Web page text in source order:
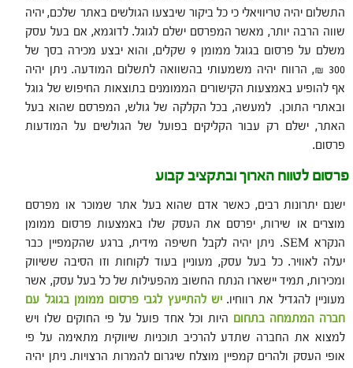
התשלום יהיה טריוויאלי כי כל ביקור שיבצעו הגולשים באתר שלכם, יהיה
שווה הרבה יותר, מאשר המפרסם ישלם לגוגל. לדוגמא, אם בעל עסק
משלם על פרסום בגוגל ממומן 9 שקלים, והוא יבצע מכירה בסך של
300 ₪, הרווח יהיה משמעותי בהשוואה לתשלום המודעה. ניתן יהיה
אף להופיע באמצעות הקישורים הממומנים בתוצאות החיפוש של גוגל
ובאתרי התוכן. למעשה, בכל הקלקה של גולש, המפרסם שהוא בעל
האתר, ישלם רק עבור הקליקים בפועל של הגולשים על המודעות
פרסום.
פרסום לטווח הארוך ובתקציב קבוע
ישנם יתרונות רבים, כאשר אדם שהוא בעל אתר שמוכר או מפרסם
מוצרים או שירות, יפרסם את העסק שלו באמצעות פרסום ממומן
הנקרא SEM. ניתן יהיה לקבל חשיפה מידית, ברגע שהקמפיין כבר
יעלה לאוויר. כל בעל עסק, מעוניין בעוד לקוחות וזו הסיבה ששיווק
ומכירות, תמיד יישארו הנתח החשוב מהפעילות של כל בעל עסק, אשר
מעוניין להגדיל את רווחיו.יש להתייעץ לגבי פרסום ממומן בגוגל עם
חברה המתמחה בתחום היות וכל אחד פועל על פי החוקים שלו ויש
למצוא את החברה שתדע להרכיב תוכניות שיווקית מתאימה על פי
אופי העסק ולהרים קמפיין מוצלח שיגרום להמרות הרצויות. ניתן יהיה